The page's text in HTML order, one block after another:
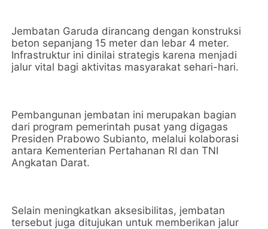
Jembatan Garuda dirancang dengan konstruksi
beton sepanjang 15 meter dan lebar 4 meter.
Infrastruktur ini dinilai strategis karena menjadi
jalur vital bagi aktivitas masyarakat sehari-hari.
Pembangunan jembatan ini merupakan bagian
dari program pemerintah pusat yang digagas
Presiden Prabowo Subianto, melalui kolaborasi
antara Kementerian Pertahanan RI dan TNI
Angkatan Darat.
Selain meningkatkan aksesibilitas, jembatan
tersebut juga ditujukan untuk memberikan jalur